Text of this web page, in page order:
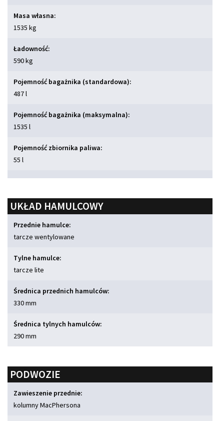
Masa własna:
1535 kg
Ładowność:
590 kg
Pojemność bagażnika (standardowa):
487 l
Pojemność bagażnika (maksymalna):
1535 l
Pojemność zbiornika paliwa:
55 l
UKŁAD HAMULCOWY
Przednie hamulce:
tarcze wentylowane
Tylne hamulce:
tarcze lite
Średnica przednich hamulców:
330 mm
Średnica tylnych hamulców:
290 mm
PODWOZIE
Zawieszenie przednie:
kolumny MacPhersona